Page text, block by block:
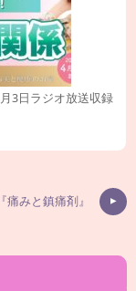
3日ラジオ放送収録
『痛みと鎮痛剤』